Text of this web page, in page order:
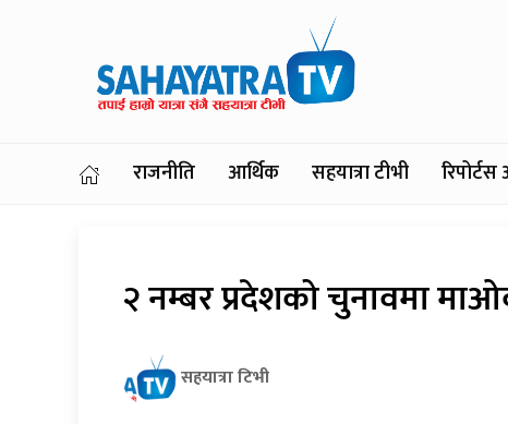
राजनीति आर्थिक सहयात्रा टीभी
२ नम्बर प्रदेशको चुनावमा
सहयात्रा टिभी